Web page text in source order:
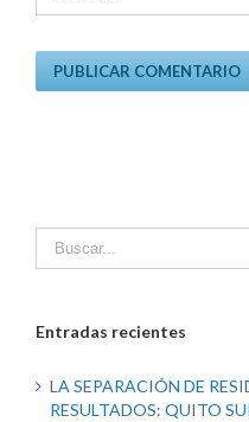
Entradas recientes
LA SEPARACIÓN DE
RESULTADOS: QUITO